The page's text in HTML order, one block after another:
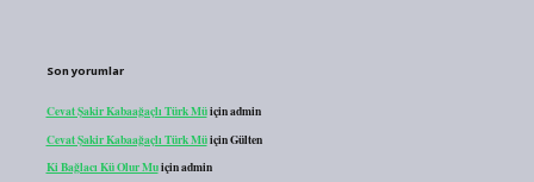
Son yorumlar
Cevat Şakir Kabaağaçlı Türk Müiçinadmin
Cevat Şakir Kabaağaçlı Türk MüiçinGülten
Ki Bağlacı Kü Olur Muiçinadmin